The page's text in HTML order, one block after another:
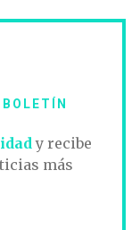
y recibe
más